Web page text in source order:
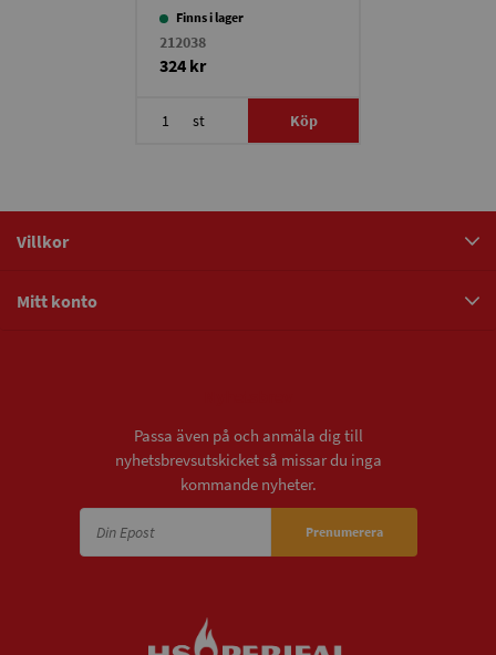
Finns i lager
212038
324 kr
st Köp
Villkor
Mitt konto
Passa även på och anmäla dig till
nyhetsbrevsutskicket så missar du inga
kommande nyheter.
Prenumerera